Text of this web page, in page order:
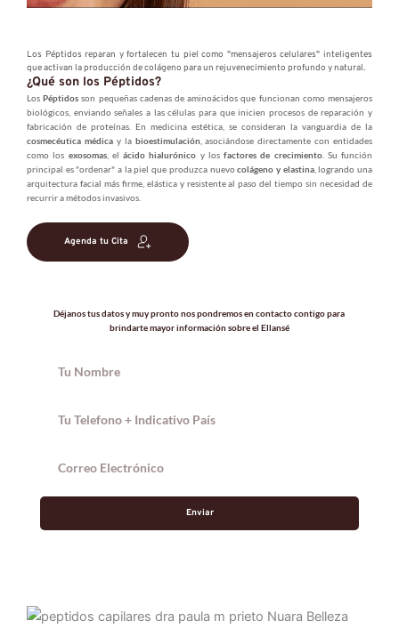
Los Péptidos reparan y fortalecen tu piel como "mensajeros celulares" inteligentes
que activan la producción de colágeno para un rejuvenecimiento profundo y natural.
¿Qué son los Péptidos?
Los Péptidos son pequeñas cadenas de aminoácidos que funcionan como mensajeros
biológicos, enviando señales a las células para que inicien procesos de reparación y
cosmecéutica médica y la bioestimulación , asociándose directamente con entidades
como los exosomas, el ácido hialurónico y los factores de crecimiento. Su función
principal es "ordenar" a la piel que produzca nuevo colágeno y elastina, logrando una
arquitectura facial más firme, elástica y resistente al paso del tiempo sin necesidad de
recurrir a métodos invasivos.
Agenda tu Cita
Déjanos tus datos y muy pronto nos pondremos en contacto contigo para
brindarte mayor información sobre el Ellansé
Enviar